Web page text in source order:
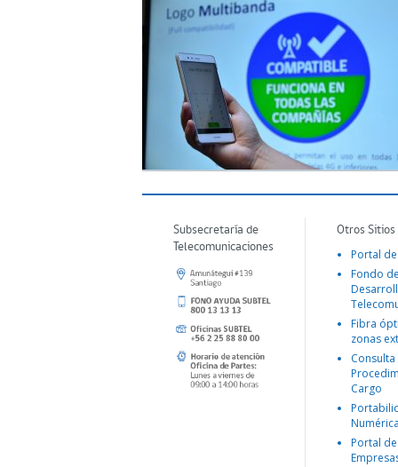
Subsecretaría de
Telecomunicaciones
Otros
Portal
Fondo
Fibra
zonas
Consulta
Cargo
Portal